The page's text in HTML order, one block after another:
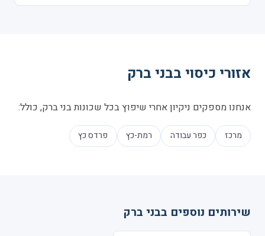
אזורי כיסוי בבני ברק
אנחנו מספקים ניקיון אחרי שיפוץ בכל שכונות בני ברק, כולל:
מרכז כפר עבודה רמת-כץ פרדס כץ
שירותים נוספים בבני ברק